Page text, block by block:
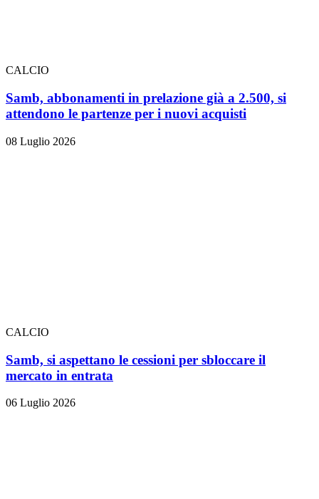
CALCIO
Samb, abbonamenti in prelazione già a 2.500, si
attendono le partenze per i nuovi acquisti
08 Luglio 2026
CALCIO
Samb, si aspettano le cessioni per sbloccare il
mercato in entrata
06 Luglio 2026